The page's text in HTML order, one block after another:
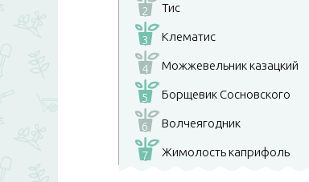
2 Тис
3 Клематис
4 Можжевельник казацкий
5 Борщевик Сосновского
6 Волчеягодник
7 Жимолость каприфоль